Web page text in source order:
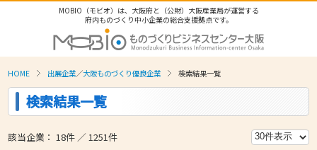
MOBIO（モビオ）は、大阪府と（公財）大阪産業局が運営する
府内ものづくり中小企業の総合支援拠点です。
HOME 出展企業／大阪ものづくり優良企業 検索結果一覧
検索結果一覧
該当企業： 18件 ／ 1251件